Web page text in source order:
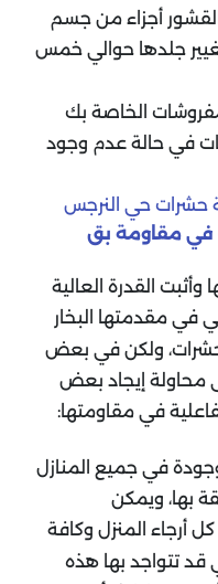
القشور أجزاء من جسم
جلدها حوالي خمس
الخاصة بك
في حالة عدم وجود
حشرات حي النرجس
في مقاومة بق
القدرة العالية
في مقدمتها البخار
ولكن في بعض
محاولة إيجاد بعض
في مقاومتها:
في جميع المنازل
بها، ويمكن
أرجاء المنزل وكافة
قد تتواجد بها هذه